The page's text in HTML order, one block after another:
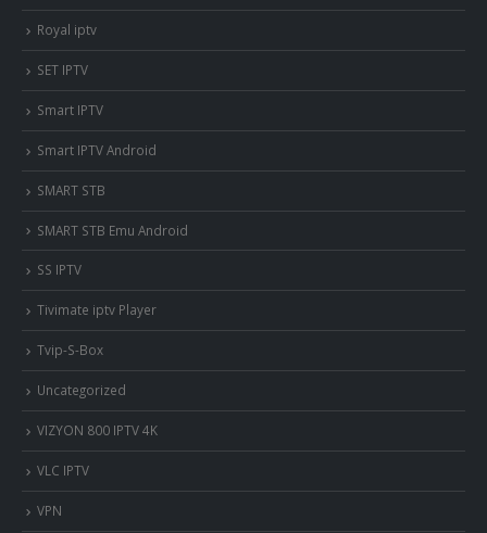
Royal iptv
SET IPTV
Smart IPTV
Smart IPTV Android
SMART STB
SMART STB Emu Android
SS IPTV
Tivimate iptv Player
Tvip-S-Box
Uncategorized
VIZYON 800 IPTV 4K
VLC IPTV
VPN